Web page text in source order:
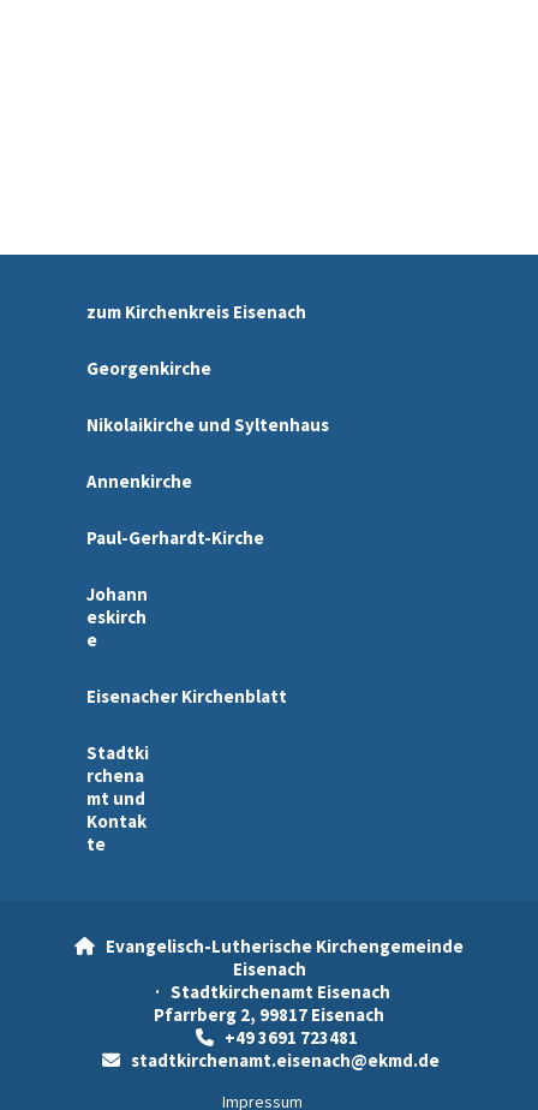
zum Kirchenkreis Eisenach
Georgenkirche
Nikolaikirche und Syltenhaus
Annenkirche
Paul-Gerhardt-Kirche
Johann
eskirch
e
Eisenacher Kirchenblatt
Stadtki
rchena
mt und
Kontak
te

Evangelisch-Lutherische Kirchengemeinde
Eisenach
· Stadtkirchenamt Eisenach
Pfarrberg 2, 99817 Eisenach
+49 3691 723481
 stadtkirchenamt.eisenach@ekmd.de
Impressum